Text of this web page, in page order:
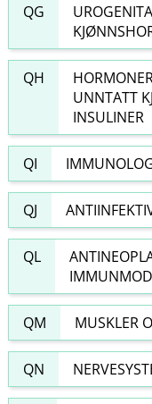
QG
QH
UNNTATT
INSULINER
QI
QJ
QL
QM MUSKLER
QN